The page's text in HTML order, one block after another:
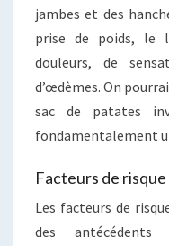
jambes et des
prise de poids, le
douleurs, de
d’œdèmes. On
sac de patates
fondamentalement
Facteurs de
Les facteurs de
des antécédents